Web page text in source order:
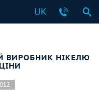
UK
ВИРОБНИК НІКЕЛЮ